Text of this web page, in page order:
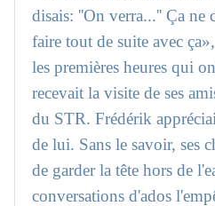
disais: ''On verra...'' Ça ne
faire tout de suite avec
les premières heures qui
recevait la visite de ses
du STR. Frédérik
de lui. Sans le savoir, ses
de garder la tête hors de
conversations d'ados